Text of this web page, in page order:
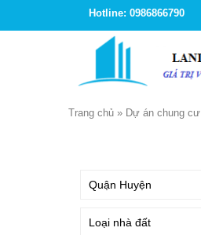
Hotline: 0986866790
Trang chủ » Dự án chung cư